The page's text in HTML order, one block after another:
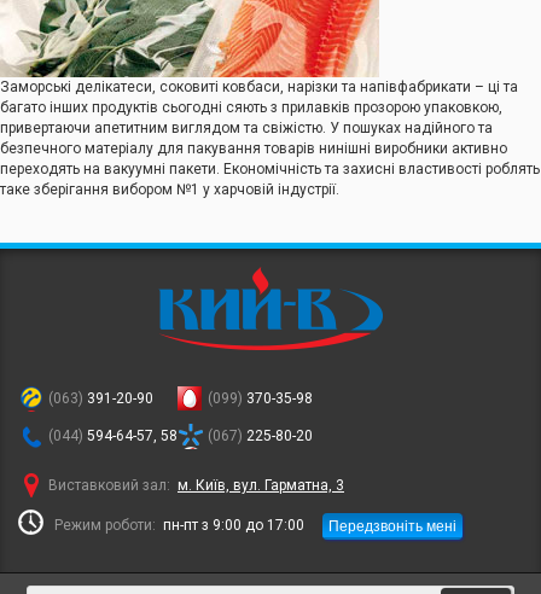
Заморські делікатеси, соковиті ковбаси, нарізки та напівфабрикати – ці та
багато інших продуктів сьогодні сяють з прилавків прозорою упаковкою,
привертаючи апетитним виглядом та свіжістю. У пошуках надійного та
безпечного матеріалу для пакування товарів нинішні виробники активно
переходять на вакуумні пакети. Економічність та захисні властивості роблять
таке зберігання вибором №1 у харчовій індустрії.
(063) 391-20-90
(044) 594-64-57, 58
(099) 370-35-98
(067) 225-80-20
Виставковий зал: м. Київ, вул. Гарматна, 3
Режим роботи: пн-пт з 9:00 до 17:00 Передзвоніть мені